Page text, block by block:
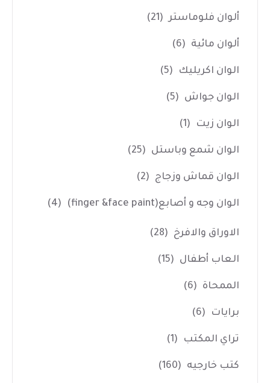
ألوان فلوماستر (21)
ألوان مائية (6)
الوان اكريليك (5)
الوان جواش (5)
الوان زيت (1)
الوان شمع وباستل (25)
الوان قماش وزجاج (2)
الوان وجه و أصابع(finger &face paint) (4)
الاوراق والافرخ (28)
العاب أطفال (15)
الممحاة (6)
برايات (6)
تراي المكتب (1)
كتب خارجيه (160)